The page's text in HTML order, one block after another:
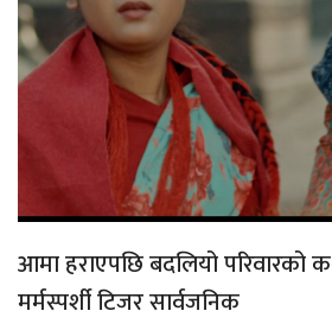
आमा हराएपछि बदलियो परिवारको
मर्मस्पर्शी टिजर सार्वजनिक